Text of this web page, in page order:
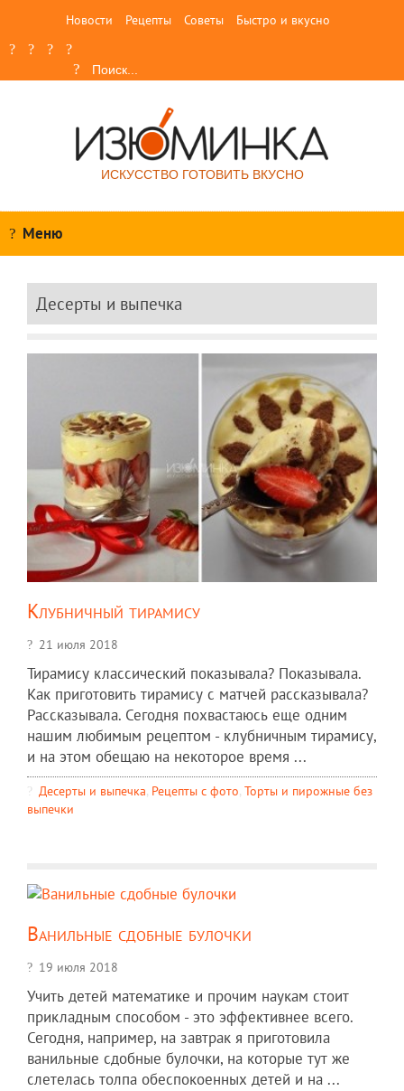
Новости Рецепты Советы Быстро и вкусно
ИСКУССТВО ГОТОВИТЬ ВКУСНО
Меню
Десерты и выпечка
Клубничный тирамису
21 июля 2018
Тирамису классический показывала? Показывала.
Как приготовить тирамису с матчей рассказывала?
Рассказывала. Сегодня похвастаюсь еще одним
нашим любимым рецептом - клубничным тирамису,
и на этом обещаю на некоторое время ...
Десерты и выпечка, Рецепты c фото, Торты и пирожные без
выпечки
Ванильные сдобные булочки
19 июля 2018
Учить детей математике и прочим наукам стоит
прикладным способом - это эффективнее всего.
Сегодня, например, на завтрак я приготовила
ванильные сдобные булочки, на которые тут же
слетелась толпа обеспокоенных детей и на ...